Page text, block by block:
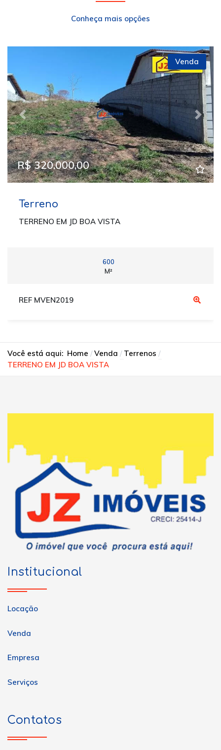
Conheça mais opções
Previous Next
Venda
R$ 320.000,00
Terreno
TERRENO EM JD BOA VISTA
600
M²
REF MVEN2019
Você está aqui: Home Venda
Terrenos
TERRENO EM JD BOA VISTA
Institucional
Locação
Venda
Empresa
Serviços
Contatos